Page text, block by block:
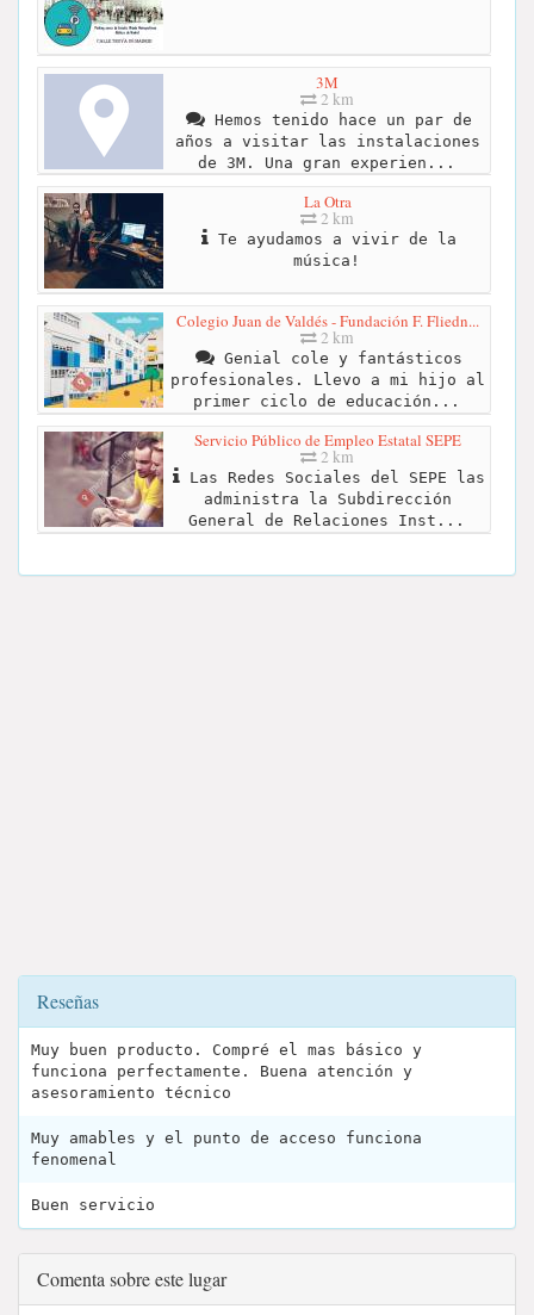
3M
2 km
Hemos tenido hace un par de
años a visitar las instalaciones
de 3M. Una gran experien...
La Otra
2 km
Te ayudamos a vivir de la
música!
Colegio Juan de Valdés - Fundación F. Fliedn...
2 km
Genial cole y fantásticos
profesionales. Llevo a mi hijo al
primer ciclo de educación...
Servicio Público de Empleo Estatal SEPE
2 km
Las Redes Sociales del SEPE las
administra la Subdirección
General de Relaciones Inst...
Reseñas
Muy buen producto. Compré el mas básico y
funciona perfectamente. Buena atención y
asesoramiento técnico
Muy amables y el punto de acceso funciona
fenomenal
Buen servicio
Comenta sobre este lugar